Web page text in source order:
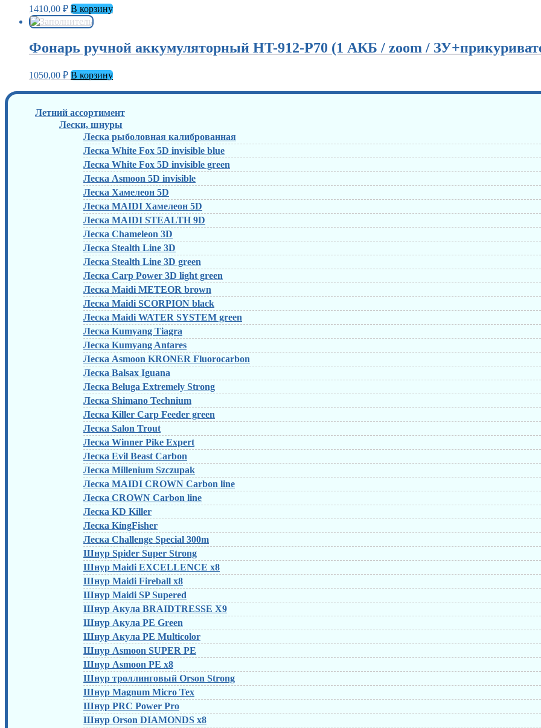
1410,00 ₽ В корзину
Фонарь ручной аккумуляторный HT-912-P70 (1 АКБ / zoom /
1050,00 ₽ В корзину
Летний ассортимент
Лески, шнуры
Леска рыболовная калиброванная
Леска White Fox 5D invisible blue
Леска White Fox 5D invisible green
Леска Asmoon 5D invisible
Леска Хамелеон 5D
Леска MAIDI Хамелеон 5D
Леска MAIDI STEALTH 9D
Леска Chameleon 3D
Леска Stealth Line 3D
Леска Stealth Line 3D green
Леска Carp Power 3D light green
Леска Maidi METEOR brown
Леска Maidi SCORPION black
Леска Maidi WATER SYSTEM green
Леска Kumyang Tiagra
Леска Kumyang Antares
Леска Asmoon KRONER Fluorocarbon
Леска Balsax Iguana
Леска Beluga Extremely Strong
Леска Shimano Technium
Леска Killer Carp Feeder green
Леска Salon Trout
Леска Winner Pike Expert
Леска Evil Beast Carbon
Леска Millenium Szczupak
Леска MAIDI CROWN Carbon line
Леска CROWN Carbon line
Леска KD Killer
Леска KingFisher
Леска Challenge Special 300m
Шнур Spider Super Strong
Шнур Maidi EXCELLENCE x8
Шнур Maidi Fireball x8
Шнур Maidi SP Supered
Шнур Акула BRAIDTRESSE X9
Шнур Акула PE Green
Шнур Акула PE Multicolor
Шнур Asmoon SUPER PE
Шнур Asmoon PE x8
Шнур троллинговый Orson Strong
Шнур Magnum Micro Tex
Шнур PRC Power Pro
Шнур Orson DIAMONDS x8